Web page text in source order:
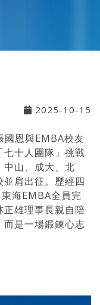
2025-10-15
恩與EMBA校友
十人團隊」挑戰
中山、成大、北
肩出征。歷經四
海EMBA全員完
雄理事長親自陪
是一場鍛鍊心志